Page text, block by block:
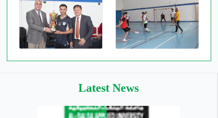
Latest News